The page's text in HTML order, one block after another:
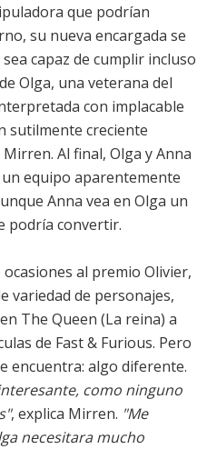
que podrían
su nueva encargada se
capaz de cumplir incluso
Olga, una veterana del
con implacable
sutilmente creciente
Al final, Olga y Anna
equipo aparentemente
Anna vea en Olga un
podría convertir.
al premio Olivier,
variedad de personajes,
The Queen (La reina) a
de Fast & Furious. Pero
encuentra: algo diferente.
como ninguno
, explica Mirren. "Me
necesitara mucho